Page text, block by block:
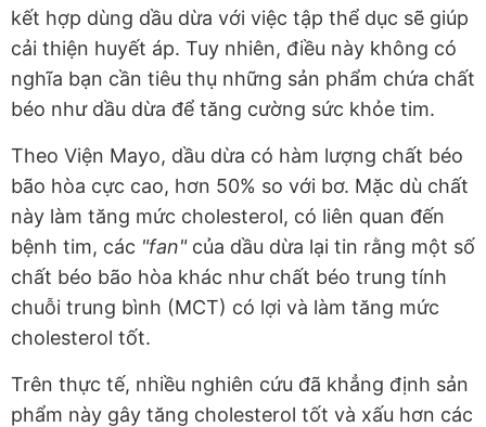
kết hợp dùng dầu dừa với việc tập thể dục sẽ giúp
cải thiện huyết áp. Tuy nhiên, điều này không có
nghĩa bạn cần tiêu thụ những sản phẩm chứa chất
béo như dầu dừa để tăng cường sức khỏe tim.
Theo Viện Mayo, dầu dừa có hàm lượng chất béo
bão hòa cực cao, hơn 50% so với bơ. Mặc dù chất
này làm tăng mức cholesterol, có liên quan đến
bệnh tim, các "fan" của dầu dừa lại tin rằng một số
chất béo bão hòa khác như chất béo trung tính
chuỗi trung bình (MCT) có lợi và làm tăng mức
cholesterol tốt.
Trên thực tế, nhiều nghiên cứu đã khẳng định sản
phẩm này gây tăng cholesterol tốt và xấu hơn các